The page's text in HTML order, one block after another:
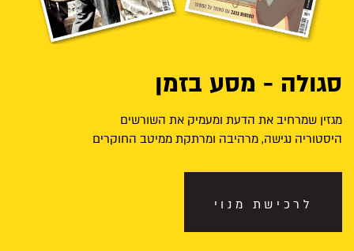
סגולה - מסע בזמן
מגזין שמרחיב את הדעת ומעמיק את השורשים
היסטוריה נגישה, מרהיבה ומרתקת ממיטב החוקרים
לרכישת מנוי